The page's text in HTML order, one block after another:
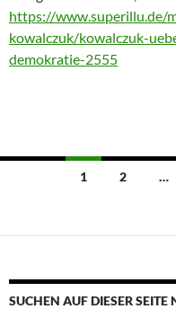
https://www.superillu.de/
kowalczuk/kowalczuk-
demokratie-2555
1 2 …
SUCHEN AUF DIESER